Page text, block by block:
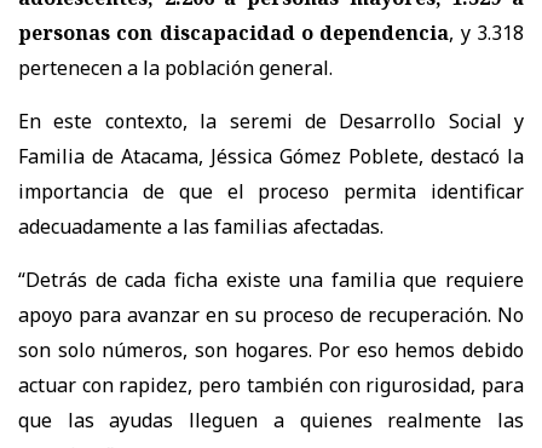
personas con discapacidad o dependencia, y 3.318
pertenecen a la población general.
En este contexto, la seremi de Desarrollo Social y
Familia de Atacama, Jéssica Gómez Poblete, destacó la
importancia de que el proceso permita identificar
adecuadamente a las familias afectadas.
“Detrás de cada ficha existe una familia que requiere
apoyo para avanzar en su proceso de recuperación. No
son solo números, son hogares. Por eso hemos debido
actuar con rapidez, pero también con rigurosidad, para
que las ayudas lleguen a quienes realmente las